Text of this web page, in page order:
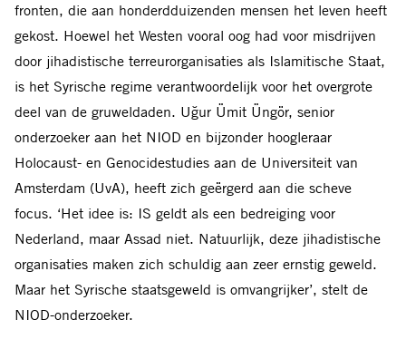
fronten, die aan honderdduizenden mensen het leven heeft
gekost. Hoewel het Westen vooral oog had voor misdrijven
door jihadistische terreurorganisaties als Islamitische Staat,
is het Syrische regime verantwoordelijk voor het overgrote
deel van de gruweldaden. Uğur Ümit Üngör, senior
onderzoeker aan het NIOD en bijzonder hoogleraar
Holocaust- en Genocidestudies aan de Universiteit van
Amsterdam (UvA), heeft zich geërgerd aan die scheve
focus. ‘Het idee is: IS geldt als een bedreiging voor
Nederland, maar Assad niet. Natuurlijk, deze jihadistische
organisaties maken zich schuldig aan zeer ernstig geweld.
Maar het Syrische staatsgeweld is omvangrijker’, stelt de
NIOD-onderzoeker.